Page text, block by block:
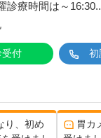
診療時間は～
受付 初
り、初め
胃カ